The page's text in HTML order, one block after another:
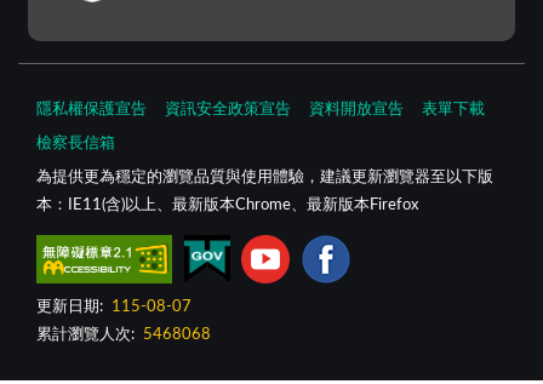
隱私權保護宣告 資訊安全政策宣告 資料開放宣告 表單下載
檢察長信箱
為提供更為穩定的瀏覽品質與使用體驗，建議更新瀏覽器至以下版
本：IE11(含)以上、最新版本Chrome、最新版本Firefox
更新日期:
115-08-07
累計瀏覽人次:
5468068